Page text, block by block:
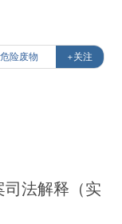
险废物 +关注
法解释（实